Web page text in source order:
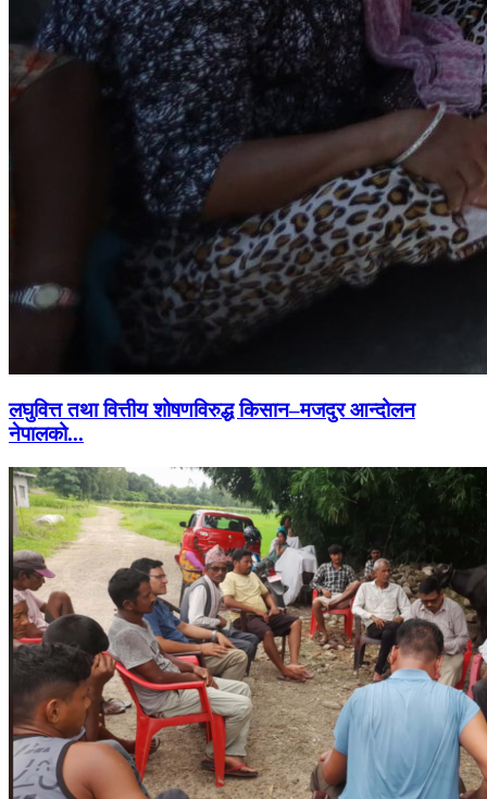
लघुवित्त तथा वित्तीय शोषणविरुद्ध किसान–मजदुर आन्दोलन
नेपालको...